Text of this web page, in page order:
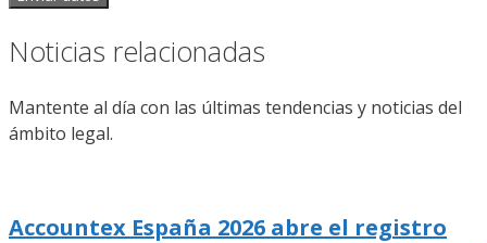
Noticias relacionadas
Mantente al día con las últimas tendencias y noticias del
ámbito legal.
Accountex España 2026 abre el registro